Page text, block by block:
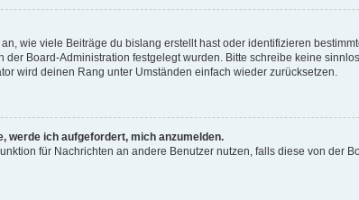
wie viele Beiträge du bislang erstellt hast oder identifizieren
der Board-Administration festgelegt wurden. Bitte schreibe keine
wird deinen Rang unter Umständen einfach wieder zurücksetzen.
werde ich aufgefordert, mich anzumelden.
für Nachrichten an andere Benutzer nutzen, falls diese von der